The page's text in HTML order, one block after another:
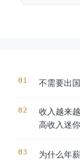
不需要出
收入越来
高收入迷
为什么年